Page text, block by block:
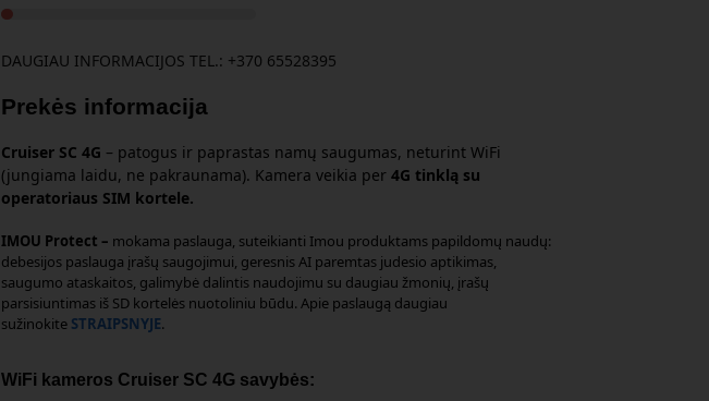
DAUGIAU INFORMACIJOS TEL.: +370 65528395
Prekės informacija
Cruiser SC 4G – patogus ir paprastas namų saugumas, neturint WiFi
(jungiama laidu, ne pakraunama). Kamera veikia per 4G tinklą su
operatoriaus SIM kortele.
IMOU Protect – mokama paslauga, suteikianti Imou produktams papildomų naudų:
debesijos paslauga įrašų saugojimui, geresnis AI paremtas judesio aptikimas,
saugumo ataskaitos, galimybė dalintis naudojimu su daugiau žmonių, įrašų
parsisiuntimas iš SD kortelės nuotoliniu būdu. Apie paslaugą daugiau
sužinokite STRAIPSNYJE.
WiFi kameros Cruiser SC 4G savybės: